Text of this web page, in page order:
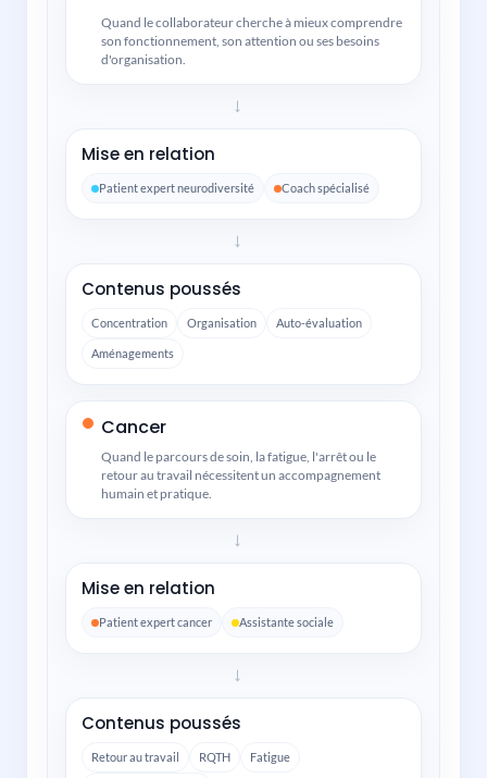
Quand le collaborateur cherche à mieux comprendre
son fonctionnement, son attention ou ses besoins
d'organisation.
→
Mise en relation
Patient expert neurodiversité Coach spécialisé
→
Contenus poussés
Concentration Organisation Auto-évaluation
Aménagements
Cancer
Quand le parcours de soin, la fatigue, l'arrêt ou le
retour au travail nécessitent un accompagnement
humain et pratique.
→
Mise en relation
Patient expert cancer Assistante sociale
→
Contenus poussés
Retour au travail RQTH Fatigue